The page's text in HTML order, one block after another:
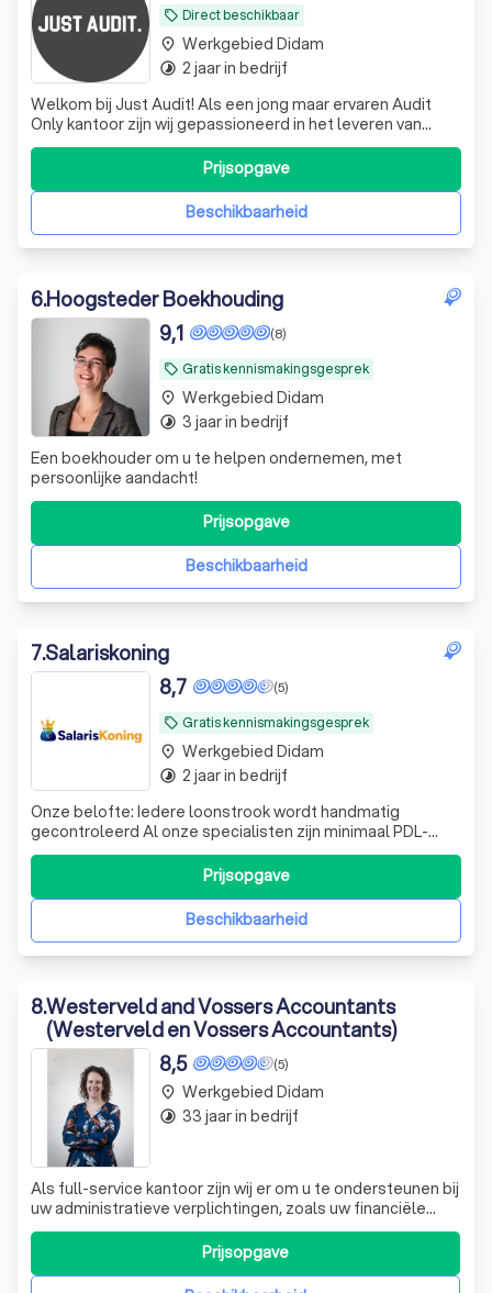
local_offer Direct beschikbaar
Welkom bij Just Audit! Als een jong maar ervaren Audit
Only kantoor zijn wij gepassioneerd in het leveren van
ongeëvenaarde audit- en assurance-diensten aan onze
diverse klantenkring. Ons team van hoogopgeleide
professionals combineert diepgaande expertise met een
toegewijde klantgerichte aanpak om
Beschikbaarheid
Prijsopgave
place Werkgebied Didam
timelapse 2 jaar in bedrijf
6.Hoogsteder Boekhouding
local_offer Gratis kennismakingsgesprek
(8)
9,1
Een boekhouder om u te helpen ondernemen, met
persoonlijke aandacht!
Beschikbaarheid
Prijsopgave
place Werkgebied Didam
timelapse 3 jaar in bedrijf
7.Salariskoning
local_offer Gratis kennismakingsgesprek
(5)
8,7
Onze belofte: Iedere loonstrook wordt handmatig
gecontroleerd Al onze specialisten zijn minimaal PDL-
gediplomeerd Je hebt één vast aanspreekpunt Binnen 24
uur reactie op al je vragen
Beschikbaarheid
Prijsopgave
place Werkgebied Didam
timelapse 2 jaar in bedrijf
8.Westerveld and Vossers Accountants
(Westerveld en Vossers Accountants)
(5)
8,5
Als full-service kantoor zijn wij er om u te ondersteunen bij
uw administratieve verplichtingen, zoals uw financiële
administratie en jaarrekening. Wij zijn uw vraagbaak voor
alle ondernemersvragen. Of u nu een bedrijf wilt
(ver)kopen of uw vermogen zo optimaal mogelijk wilt
opbouwen, wij staan voor
Prijsopgave
place Werkgebied Didam
timelapse 33 jaar in bedrijf